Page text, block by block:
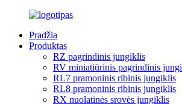
Pradžia
Produktas
RZ pagrindinis jungiklis
RV miniatiūrinis pagrindinis
RL7 pramoninis ribinis jungiklis
RL8 pramoninis ribinis jungiklis
RX nuolatinės srovės jungiklis